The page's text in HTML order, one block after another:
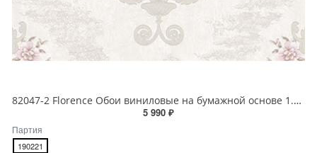
82047-2 Florence Обои виниловые на бумажной основе 1.06*15.6
5 990 ₽
Партия
190221